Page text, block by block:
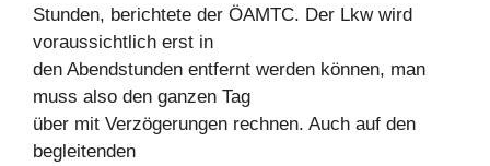
Stunden, berichtete der ÖAMTC. Der Lkw wird
voraussichtlich erst in
den Abendstunden entfernt werden können, man
muss also den ganzen Tag
über mit Verzögerungen rechnen. Auch auf den
begleitenden